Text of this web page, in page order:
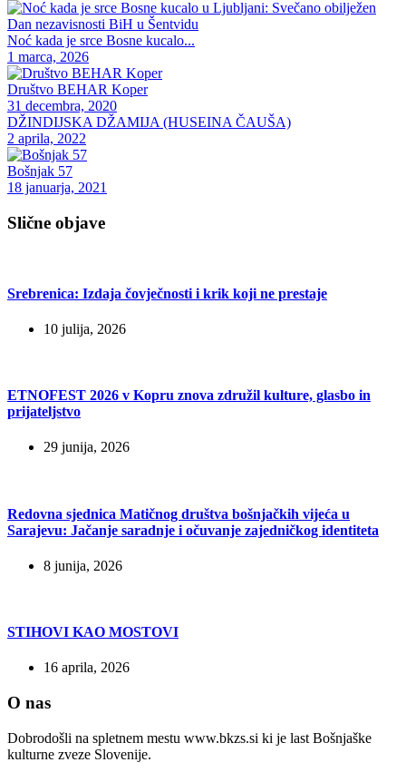
Noć kada je srce Bosne kucalo...
1 marca, 2026
Društvo BEHAR Koper
31 decembra, 2020
DŽINDIJSKA DŽAMIJA (HUSEINA ČAUŠA)
2 aprila, 2022
Bošnjak 57
18 januarja, 2021
Slične objave
Srebrenica: Izdaja čovječnosti i krik koji ne prestaje
10 julija, 2026
ETNOFEST 2026 v Kopru znova združil kulture, glasbo in
prijateljstvo
29 junija, 2026
Redovna sjednica Matičnog društva bošnjačkih vijeća u
Sarajevu: Jačanje saradnje i očuvanje zajedničkog identiteta
8 junija, 2026
STIHOVI KAO MOSTOVI
16 aprila, 2026
O nas
Dobrodošli na spletnem mestu www.bkzs.si ki je last Bošnjaške
kulturne zveze Slovenije.